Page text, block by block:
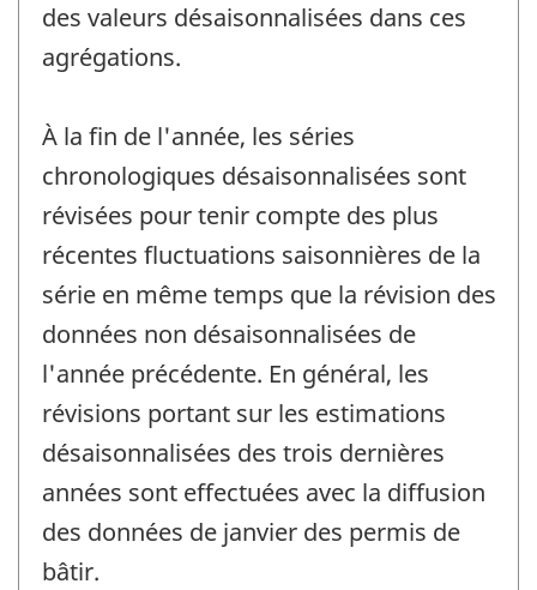
des valeurs désaisonnalisées dans ces
agrégations.
À la fin de l'année, les séries
chronologiques désaisonnalisées sont
révisées pour tenir compte des plus
récentes fluctuations saisonnières de la
série en même temps que la révision des
données non désaisonnalisées de
l'année précédente. En général, les
révisions portant sur les estimations
désaisonnalisées des trois dernières
années sont effectuées avec la diffusion
des données de janvier des permis de
bâtir.